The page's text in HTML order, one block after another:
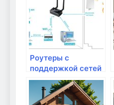
Роутеры с
поддержкой сетей
нового поколения:
что это такое?